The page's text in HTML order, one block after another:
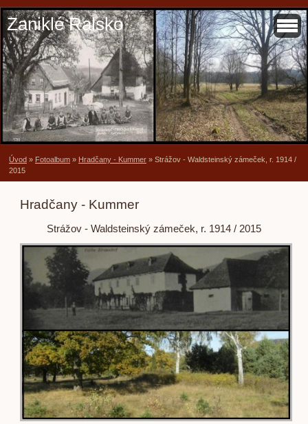
Zaniklé Ralsko
Úvod » Fotoalbum » Hradčany - Kummer » Strážov - Waldsteinský zámeček, r. 1914 /
2015
Hradčany - Kummer
Strážov - Waldsteinský zámeček, r. 1914 / 2015